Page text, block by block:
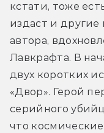
кстати, тоже
издаст и
автора,
Лавкрафта. В
двух коротких
«Двор». Герой
серийного
что